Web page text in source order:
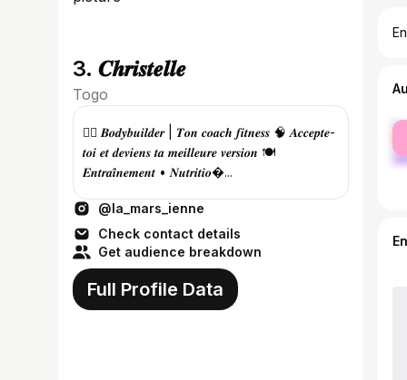
3. 𝑪𝒉𝒓𝒊𝒔𝒕𝒆𝒍𝒍𝒆
Togo
🏋️‍♀️ 𝑩𝒐𝒅𝒚𝒃𝒖𝒊𝒍𝒅𝒆𝒓 | 𝑻𝒐𝒏 𝒄𝒐𝒂𝒄𝒉 𝒇𝒊𝒕𝒏𝒆𝒔𝒔 🧠 𝑨𝒄𝒄𝒆𝒑𝒕𝒆-
𝒕𝒐𝒊 𝒆𝒕 𝒅𝒆𝒗𝒊𝒆𝒏𝒔 𝒕𝒂 𝒎𝒆𝒊𝒍𝒍𝒆𝒖𝒓𝒆 𝒗𝒆𝒓𝒔𝒊𝒐𝒏 🍽️
𝑬𝒏𝒕𝒓𝒂𝒊̂𝒏𝒆𝒎𝒆𝒏𝒕 • 𝑵𝒖𝒕𝒓𝒊𝒕𝒊𝒐�...
@la_mars_ienne
Check contact details
Get audience breakdown
Full Profile Data